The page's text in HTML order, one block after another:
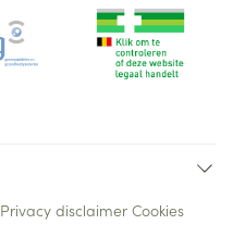
Privacy disclaimer Cookies